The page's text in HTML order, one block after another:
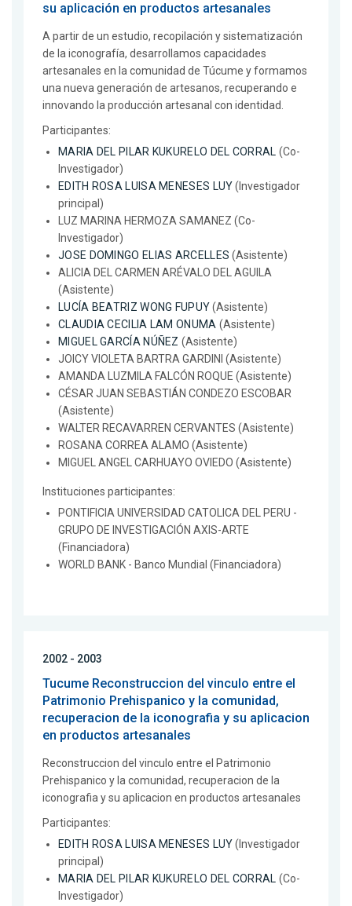
su aplicación en productos artesanales
A partir de un estudio, recopilación y sistematización
de la iconografía, desarrollamos capacidades
artesanales en la comunidad de Túcume y formamos
una nueva generación de artesanos, recuperando e
innovando la producción artesanal con identidad.
Participantes:
MARIA DEL PILAR KUKURELO DEL CORRAL (Co-
Investigador)
EDITH ROSA LUISA MENESES LUY(Investigador
principal)
LUZ MARINA HERMOZA SAMANEZ (Co-
Investigador)
JOSE DOMINGO ELIAS ARCELLES (Asistente)
ALICIA DEL CARMEN ARÉVALO DEL AGUILA
(Asistente)
LUCÍA BEATRIZ WONG FUPUY(Asistente)
CLAUDIA CECILIA LAM ONUMA (Asistente)
MIGUEL GARCÍA NÚÑEZ (Asistente)
JOICY VIOLETA BARTRA GARDINI (Asistente)
AMANDA LUZMILA FALCÓN ROQUE (Asistente)
CÉSAR JUAN SEBASTIÁN CONDEZO ESCOBAR
(Asistente)
WALTER RECAVARREN CERVANTES (Asistente)
ROSANA CORREA ALAMO (Asistente)
MIGUEL ANGEL CARHUAYO OVIEDO (Asistente)
Instituciones participantes:
PONTIFICIA UNIVERSIDAD CATOLICA DEL PERU -
GRUPO DE INVESTIGACIÓN AXIS-ARTE
(Financiadora)
WORLD BANK - Banco Mundial (Financiadora)
2002 - 2003
Tucume Reconstruccion del vinculo entre el
Patrimonio Prehispanico y la comunidad,
recuperacion de la iconografia y su aplicacion
en productos artesanales
Reconstruccion del vinculo entre el Patrimonio
Prehispanico y la comunidad, recuperacion de la
iconografia y su aplicacion en productos artesanales
Participantes:
EDITH ROSA LUISA MENESES LUY(Investigador
principal)
MARIA DEL PILAR KUKURELO DEL CORRAL (Co-
Investigador)